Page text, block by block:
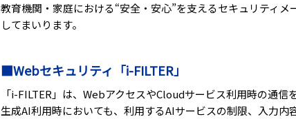
教育機関・家庭における“安全・安心”を支えるセキュリティ
してまいります。
■Webセキュリティ「i-FILTER」
「i-FILTER」は、WebアクセスやCloudサービス利用時の通信
生成AI利用時においても、利用するAIサービスの制限、入力